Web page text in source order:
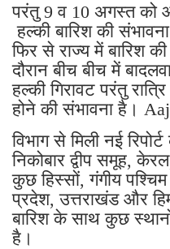
परंतु 9 व 10 अगस्त को
हल्की बारिश की
फिर से राज्य में बारिश
दौरान बीच बीच में
हल्की गिरावट परंतु
होने की संभावना है।
विभाग से मिली नई
निकोबार द्वीप समूह,
कुछ हिस्सों, गंगीय
प्रदेश, उत्तराखंड और
बारिश के साथ कुछ
है।